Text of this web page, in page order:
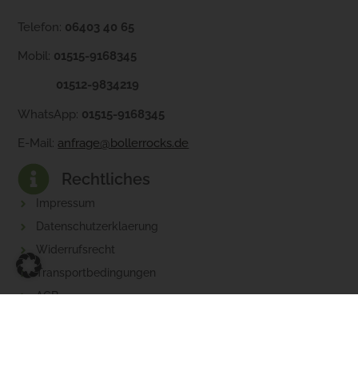
Telefon: 06403 40 65
Mobil: 01515-9168345
01512-9834219
WhatsApp: 01515-9168345
E-Mail: anfrage@bollerrocks.de
Rechtliches
Impressum
Datenschutzerklaerung
Widerrufsrecht
Transportbedingungen
AGB